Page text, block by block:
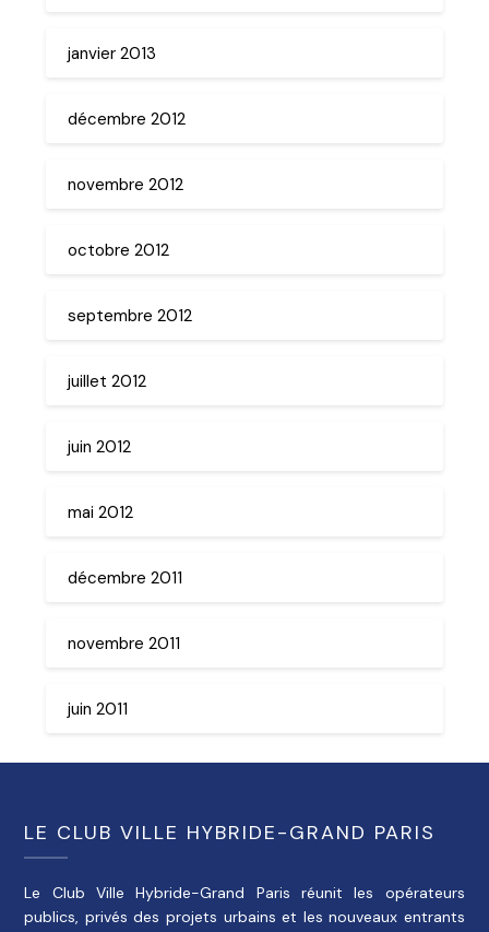
janvier 2013
décembre 2012
novembre 2012
octobre 2012
septembre 2012
juillet 2012
juin 2012
mai 2012
décembre 2011
novembre 2011
juin 2011
LE CLUB VILLE HYBRIDE-GRAND PARIS
Le Club Ville Hybride-Grand Paris réunit les opérateurs
publics, privés des projets urbains et les nouveaux entrants